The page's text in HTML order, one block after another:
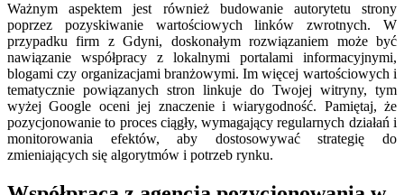
Ważnym aspektem jest również budowanie autorytetu strony
poprzez pozyskiwanie wartościowych linków zwrotnych. W
przypadku firm z Gdyni, doskonałym rozwiązaniem może być
nawiązanie współpracy z lokalnymi portalami informacyjnymi,
blogami czy organizacjami branżowymi. Im więcej wartościowych i
tematycznie powiązanych stron linkuje do Twojej witryny, tym
wyżej Google oceni jej znaczenie i wiarygodność. Pamiętaj, że
pozycjonowanie to proces ciągły, wymagający regularnych działań i
monitorowania efektów, aby dostosowywać strategię do
zmieniających się algorytmów i potrzeb rynku.